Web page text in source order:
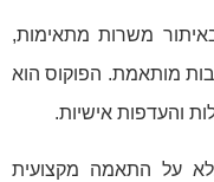
משרות מתאימות,
מותאמת. הפוקוס הוא
והעדפות אישיות.
על התאמה מקצועית